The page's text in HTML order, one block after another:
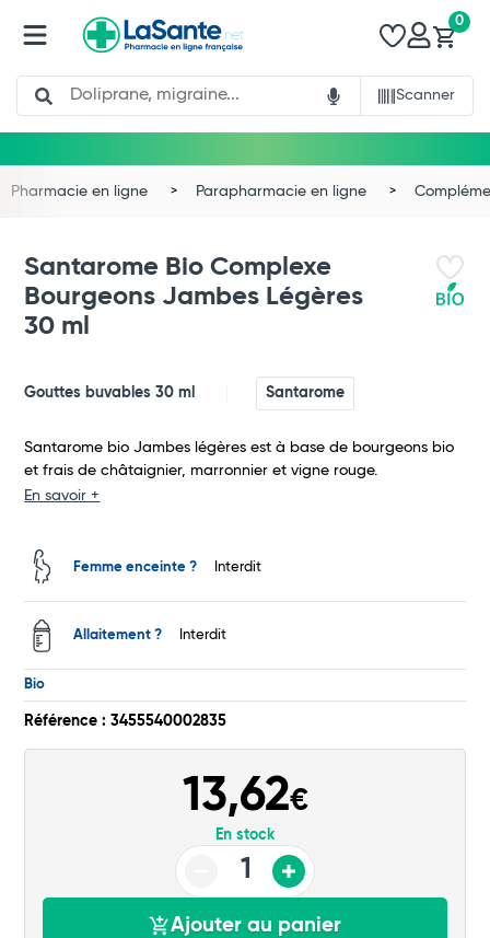
Search
Scanner
0
Commander
Pharmacie en ligne Parapharmacie en ligne
Santarome Bio Complexe
Bourgeons Jambes Légères
30 ml
Gouttes buvables 30 ml Santarome
Santarome bio Jambes légères est à base de bourgeons bio
et frais de châtaignier, marronnier et vigne rouge.
En savoir +
Femme enceinte ? Interdit
Allaitement ? Interdit
Bio
Référence : 3455540002835
13,62€
En stock
Ajouter au panier